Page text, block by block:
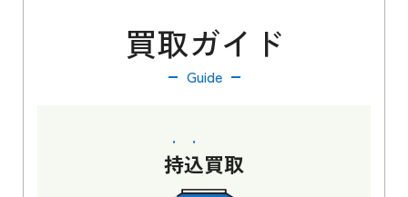
買取ガイド
Guide
持込買取